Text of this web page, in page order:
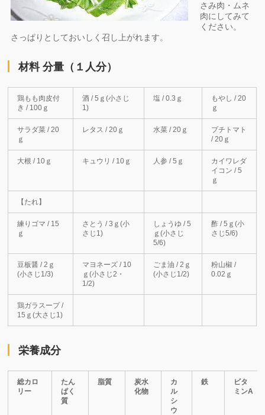
さみ肉・ムネ
肉にしてみて
ください。
さっぱりとしておいしく召し上がれます。
材料 分量（１人分）
鶏もも肉皮付
き / 100ｇ
酒 / 5ｇ(小さじ
1)
塩 / 0.3ｇ
もやし / 20
ｇ
サラダ菜 / 20
ｇ
レタス / 20ｇ 水菜 / 20ｇ
プチトマト
/ 20ｇ
大根 / 10ｇ キュウリ / 10ｇ 人参 / 5ｇ
カイワレダ
イコン / 5
ｇ
【たれ】
練りゴマ / 15
ｇ
さとう / 3ｇ(小
さじ1)
しょうゆ / 5
ｇ(小さじ
5/6)
酢 / 5ｇ(小
さじ5/6)
豆板醤 / 2ｇ
(小さじ1/3)
マヨネーズ / 10
ｇ(小さじ2・
1/2)
ごま油 / 2ｇ
(小さじ1/2)
粉山椒 /
0.02ｇ
鶏ガラスープ /
15ｇ(大さじ1)
栄養成分
総カロ
リー
たん
ぱく
質
脂質
炭水
化物
カ
ル
シ
ウ
鉄
ビタ
ミンA